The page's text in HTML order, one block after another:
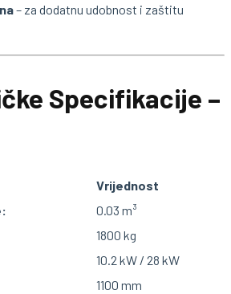
– za dodatnu udobnost i zaštitu
Specifikacije –
Vrijednost
0.03 m³
1800 kg
10.2 kW / 28 kW
1100 mm